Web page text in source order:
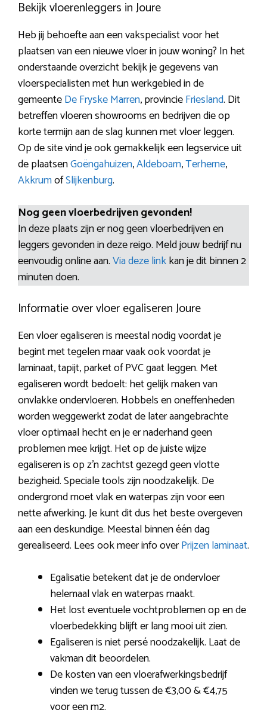
Bekijk vloerenleggers in Joure
Heb jij behoefte aan een vakspecialist voor het
plaatsen van een nieuwe vloer in jouw woning? In het
onderstaande overzicht bekijk je gegevens van
vloerspecialisten met hun werkgebied in de
gemeenteDe Fryske Marren, provincieFriesland. Dit
betreffen vloeren showrooms en bedrijven die op
korte termijn aan de slag kunnen met vloer leggen.
Op de site vind je ook gemakkelijk een legservice uit
de plaatsenGoëngahuizen,Aldeboarn,Terherne,
AkkrumofSlijkenburg.
Nog geen vloerbedrijven gevonden!
In deze plaats zijn er nog geen vloerbedrijven en
leggers gevonden in deze reigo. Meld jouw bedrijf nu
eenvoudig online aan.Via deze linkkan je dit binnen 2
minuten doen.
Informatie over vloer egaliseren Joure
Een vloer egaliseren is meestal nodig voordat je
begint met tegelen maar vaak ook voordat je
laminaat, tapijt, parket of PVC gaat leggen. Met
egaliseren wordt bedoelt: het gelijk maken van
onvlakke ondervloeren. Hobbels en oneffenheden
worden weggewerkt zodat de later aangebrachte
vloer optimaal hecht en je er naderhand geen
problemen mee krijgt. Het op de juiste wijze
egaliseren is op z’n zachtst gezegd geen vlotte
bezigheid. Speciale tools zijn noodzakelijk. De
ondergrond moet vlak en waterpas zijn voor een
nette afwerking. Je kunt dit dus het beste overgeven
aan een deskundige. Meestal binnen één dag
gerealiseerd. Lees ook meer info overPrijzen laminaat.
Egalisatie betekent dat je de ondervloer
helemaal vlak en waterpas maakt.
Het lost eventuele vochtproblemen op en de
vloerbedekking blijft er lang mooi uit zien.
Egaliseren is niet persé noodzakelijk. Laat de
vakman dit beoordelen.
De kosten van een vloerafwerkingsbedrijf
vinden we terug tussen de €3,00 & €4,75